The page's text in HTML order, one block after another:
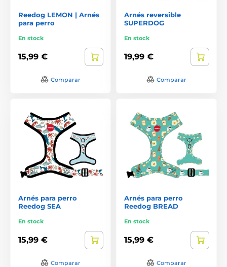
Reedog LEMON | Arnés
para perro
En stock
15,99 €
Comparar
Arnés reversible
SUPERDOG
En stock
19,99 €
Comparar
Arnés para perro
Reedog SEA
En stock
15,99 €
Comparar
Arnés para perro
Reedog BREAD
En stock
15,99 €
Comparar